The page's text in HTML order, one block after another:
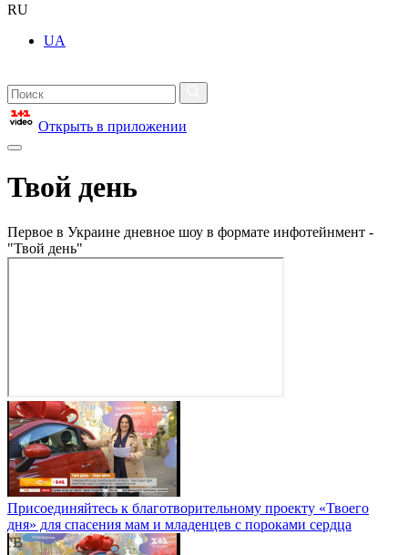
RU
UA
Открыть в приложении
Твой день
Первое в Украине дневное шоу в формате инфотейнмент -
"Твой день"
Присоединяйтесь к благотворительному проекту «Твоего
дня» для спасения мам и младенцев с пороками сердца